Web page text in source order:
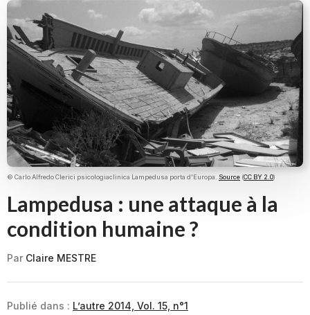
© Carlo Alfredo Clerici psicologiaclinica Lampedusa porta d'Europa. Source (CC BY 2.0)
Lampedusa : une attaque à la
condition humaine ?
Par Claire MESTRE
Publié dans : L’autre 2014, Vol. 15, n°1